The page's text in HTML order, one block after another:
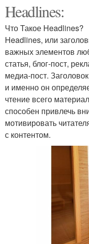
Headlines:
Что Такое Headlines?
Headlines, или
важных элементов
статья, блог-пост,
медиа-пост.
и именно он
чтение всего
способен привлечь
мотивировать
с контентом.